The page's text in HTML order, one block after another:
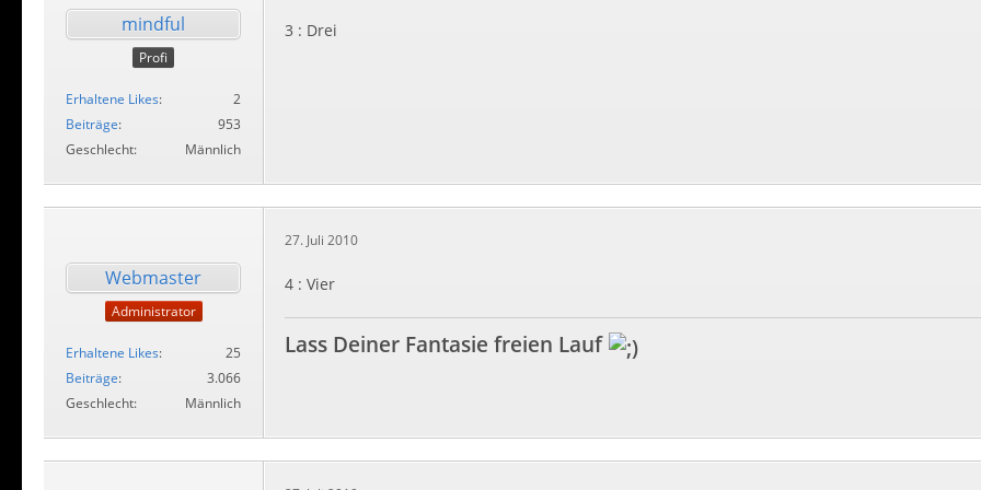
mindful
Profi
Erhaltene Likes
2
Beiträge
953
Geschlecht
Männlich
3 : Drei
Webmaster
Administrator
Erhaltene Likes
25
Beiträge
3.066
Geschlecht
Männlich
27. Juli 2010
4 : Vier
Lass Deiner Fantasie freien Lauf